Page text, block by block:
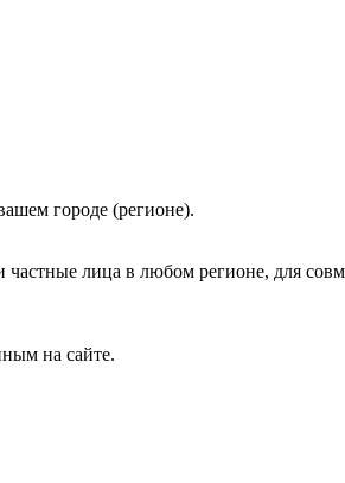
городе (регионе).
лица в любом регионе, для
на сайте.